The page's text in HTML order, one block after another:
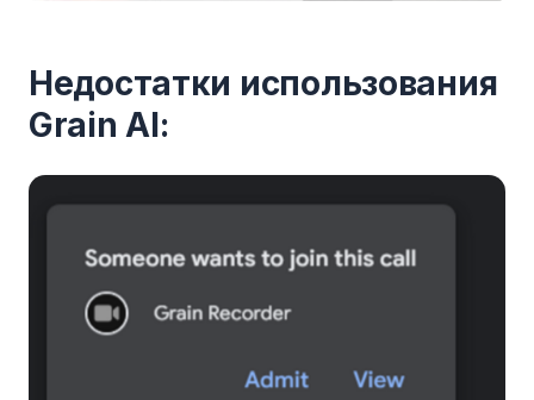
Недостатки использования
Grain AI: